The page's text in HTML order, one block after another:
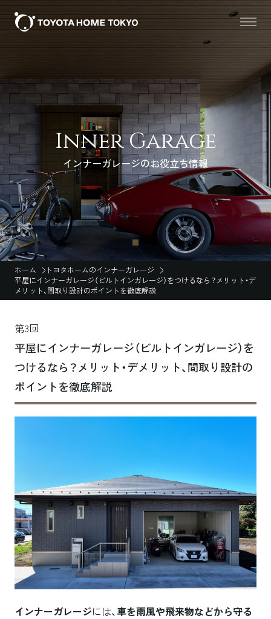
Inner Garage
インナーガレージのお役立ち情報
ホーム
トヨタホームのインナーガレージ
平屋にインナーガレージ（ビルトインガレージ）をつけるなら？メリット・デ
メリット、間取り設計のポイントを徹底解説
第3回
平屋にインナーガレージ（ビルトインガレージ）を
つけるなら？メリット・デメリット、間取り設計の
ポイントを徹底解説
インナーガレージには、車を雨風や飛来物などから守る